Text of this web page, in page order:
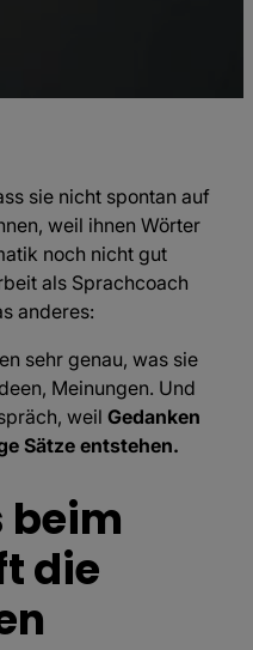
sie nicht spontan auf
weil ihnen Wörter
noch nicht gut
als Sprachcoach
anderes:
sehr genau, was sie
Meinungen. Und
weil Gedanken
Sätze entstehen.
beim
die